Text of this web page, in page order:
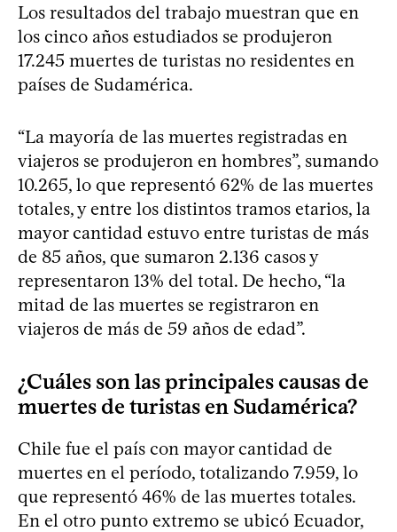
Los resultados del trabajo muestran que en
los cinco años estudiados se produjeron
17.245 muertes de turistas no residentes en
países de Sudamérica.
“La mayoría de las muertes registradas en
viajeros se produjeron en hombres”, sumando
10.265, lo que representó 62% de las muertes
totales, y entre los distintos tramos etarios, la
mayor cantidad estuvo entre turistas de más
de 85 años, que sumaron 2.136 casos y
representaron 13% del total. De hecho, “la
mitad de las muertes se registraron en
viajeros de más de 59 años de edad”.
¿Cuáles son las principales causas de
muertes de turistas en Sudamérica?
Chile fue el país con mayor cantidad de
muertes en el período, totalizando 7.959, lo
que representó 46% de las muertes totales.
En el otro punto extremo se ubicó Ecuador,